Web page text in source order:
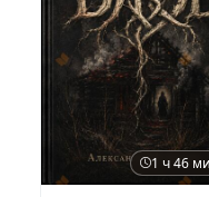
1 ч 46